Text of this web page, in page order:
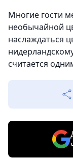
Многие гости
необычайной
наслаждаться
считается